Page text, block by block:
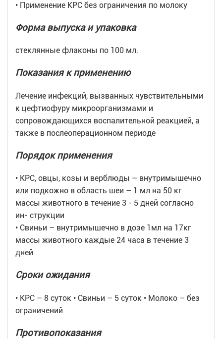
• Применение КРС без ограничения по молоку
Форма выпуска и упаковка
стеклянные флаконы по 100 мл.
Показания к применению
Лечение инфекций, вызванных чувствительными
к цефтиофуру микроорганизмами и
сопровождающихся воспалительной реакцией, а
также в послеоперационном периоде
Порядок применения
• КРС, овцы, козы и верблюды – внутримышечно
или подкожно в область шеи – 1 мл на 50 кг
массы животного в течение 3 - 5 дней согласно
ин- струкции
• Свиньи – внутримышечно в дозе 1мл на 17кг
массы животного каждые 24 часа в течение 3
дней
Сроки ожидания
• КРС – 8 суток • Свиньи – 5 суток • Молоко – без
ограничений
Противопоказания